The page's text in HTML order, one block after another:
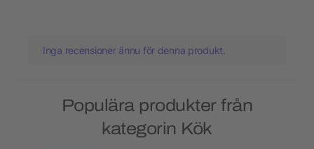
Inga recensioner ännu för denna produkt.
Populära produkter från
kategorin Kök